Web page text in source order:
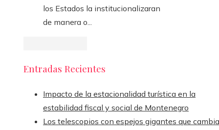
los Estados la institucionalizaran
de manera o...
Entradas Recientes
Impacto de la estacionalidad turística en la
estabilidad fiscal y social de Montenegro
Los telescopios con espejos gigantes que